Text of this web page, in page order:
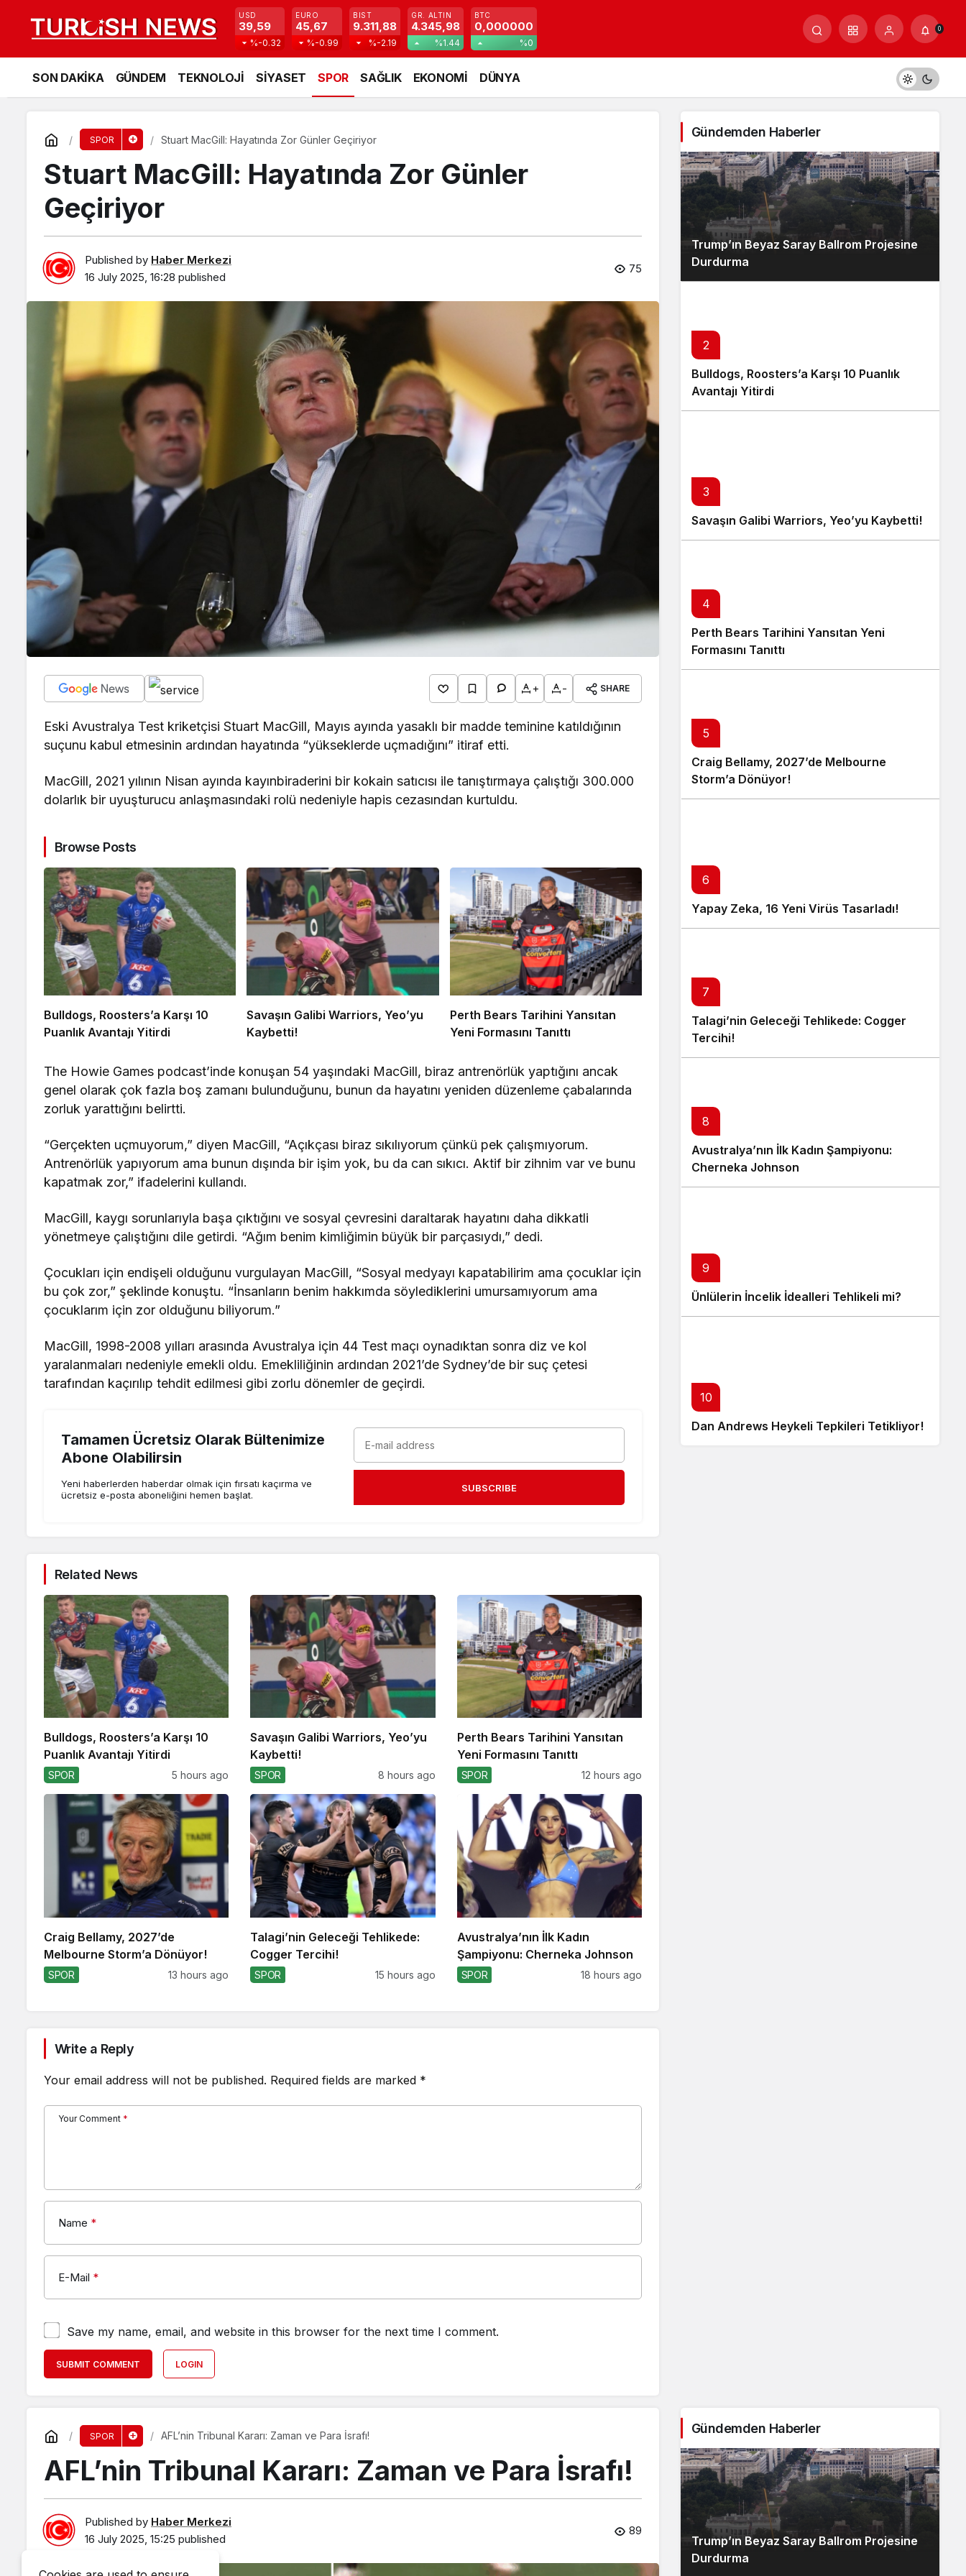
USD
39,59
%-0.32
EURO
45,67
%-0.99
BIST
9.311,88
%-2.19
GR. ALTIN
4.345,98
%1.44
BTC
0,000000
%0
0
SON DAKİKA GÜNDEM TEKNOLOJİ SİYASET SPOR SAĞLIK EKONOMİ DÜNYA
SPOR Stuart MacGill: Hayatında Zor Günler Geçiriyor
Stuart MacGill: Hayatında Zor Günler
Geçiriyor
Published by Haber Merkezi
16 July 2025, 16:28 published
75
+ - SHARE
Eski Avustralya Test kriketçisi Stuart MacGill, Mayıs ayında yasaklı bir madde teminine katıldığının
suçunu kabul etmesinin ardından hayatında “yükseklerde uçmadığını” itiraf etti.
MacGill, 2021 yılının Nisan ayında kayınbiraderini bir kokain satıcısı ile tanıştırmaya çalıştığı 300.000
dolarlık bir uyuşturucu anlaşmasındaki rolü nedeniyle hapis cezasından kurtuldu.
Browse Posts
Bulldogs, Roosters’a Karşı 10
Puanlık Avantajı Yitirdi
Savaşın Galibi Warriors, Yeo’yu
Kaybetti!
Perth Bears Tarihini Yansıtan
Yeni Formasını Tanıttı
The Howie Games podcast’inde konuşan 54 yaşındaki MacGill, biraz antrenörlük yaptığını ancak
genel olarak çok fazla boş zamanı bulunduğunu, bunun da hayatını yeniden düzenleme çabalarında
zorluk yarattığını belirtti.
“Gerçekten uçmuyorum,” diyen MacGill, “Açıkçası biraz sıkılıyorum çünkü pek çalışmıyorum.
Antrenörlük yapıyorum ama bunun dışında bir işim yok, bu da can sıkıcı. Aktif bir zihnim var ve bunu
kapatmak zor,” ifadelerini kullandı.
MacGill, kaygı sorunlarıyla başa çıktığını ve sosyal çevresini daraltarak hayatını daha dikkatli
yönetmeye çalıştığını dile getirdi. “Ağım benim kimliğimin büyük bir parçasıydı,” dedi.
Çocukları için endişeli olduğunu vurgulayan MacGill, “Sosyal medyayı kapatabilirim ama çocuklar için
bu çok zor,” şeklinde konuştu. “İnsanların benim hakkımda söylediklerini umursamıyorum ama
çocuklarım için zor olduğunu biliyorum.”
MacGill, 1998-2008 yılları arasında Avustralya için 44 Test maçı oynadıktan sonra diz ve kol
yaralanmaları nedeniyle emekli oldu. Emekliliğinin ardından 2021’de Sydney’de bir suç çetesi
tarafından kaçırılıp tehdit edilmesi gibi zorlu dönemler de geçirdi.
Tamamen Ücretsiz Olarak Bültenimize
Abone Olabilirsin
Yeni haberlerden haberdar olmak için fırsatı kaçırma ve
ücretsiz e-posta aboneliğini hemen başlat.
SUBSCRIBE
Related News
Bulldogs, Roosters’a Karşı 10
Puanlık Avantajı Yitirdi
SPOR 5 hours ago
Savaşın Galibi Warriors, Yeo’yu
Kaybetti!
SPOR 8 hours ago
Perth Bears Tarihini Yansıtan
Yeni Formasını Tanıttı
SPOR 12 hours ago
Craig Bellamy, 2027’de
Melbourne Storm’a Dönüyor!
SPOR 13 hours ago
Talagi’nin Geleceği Tehlikede:
Cogger Tercihi!
SPOR 15 hours ago
Avustralya’nın İlk Kadın
Şampiyonu: Cherneka Johnson
SPOR 18 hours ago
Write a Reply
Your email address will not be published. Required fields are marked *
Your Comment *
Name *
E-Mail *
Save my name, email, and website in this browser for the next time I comment.
SUBMIT COMMENT LOGIN
Gündemden Haberler
Trump’ın Beyaz Saray Ballrom Projesine
Durdurma
2
Bulldogs, Roosters’a Karşı 10 Puanlık
Avantajı Yitirdi
3
Savaşın Galibi Warriors, Yeo’yu Kaybetti!
4
Perth Bears Tarihini Yansıtan Yeni
Formasını Tanıttı
5
Craig Bellamy, 2027’de Melbourne
Storm’a Dönüyor!
6
Yapay Zeka, 16 Yeni Virüs Tasarladı!
7
Talagi’nin Geleceği Tehlikede: Cogger
Tercihi!
8
Avustralya’nın İlk Kadın Şampiyonu:
Cherneka Johnson
9
Ünlülerin İncelik İdealleri Tehlikeli mi?
10
Dan Andrews Heykeli Tepkileri Tetikliyor!
SPOR AFL’nin Tribunal Kararı: Zaman ve Para İsrafı!
AFL’nin Tribunal Kararı: Zaman ve Para İsrafı!
Published by Haber Merkezi
16 July 2025, 15:25 published
89
Gündemden Haberler
Trump’ın Beyaz Saray Ballrom Projesine
Durdurma